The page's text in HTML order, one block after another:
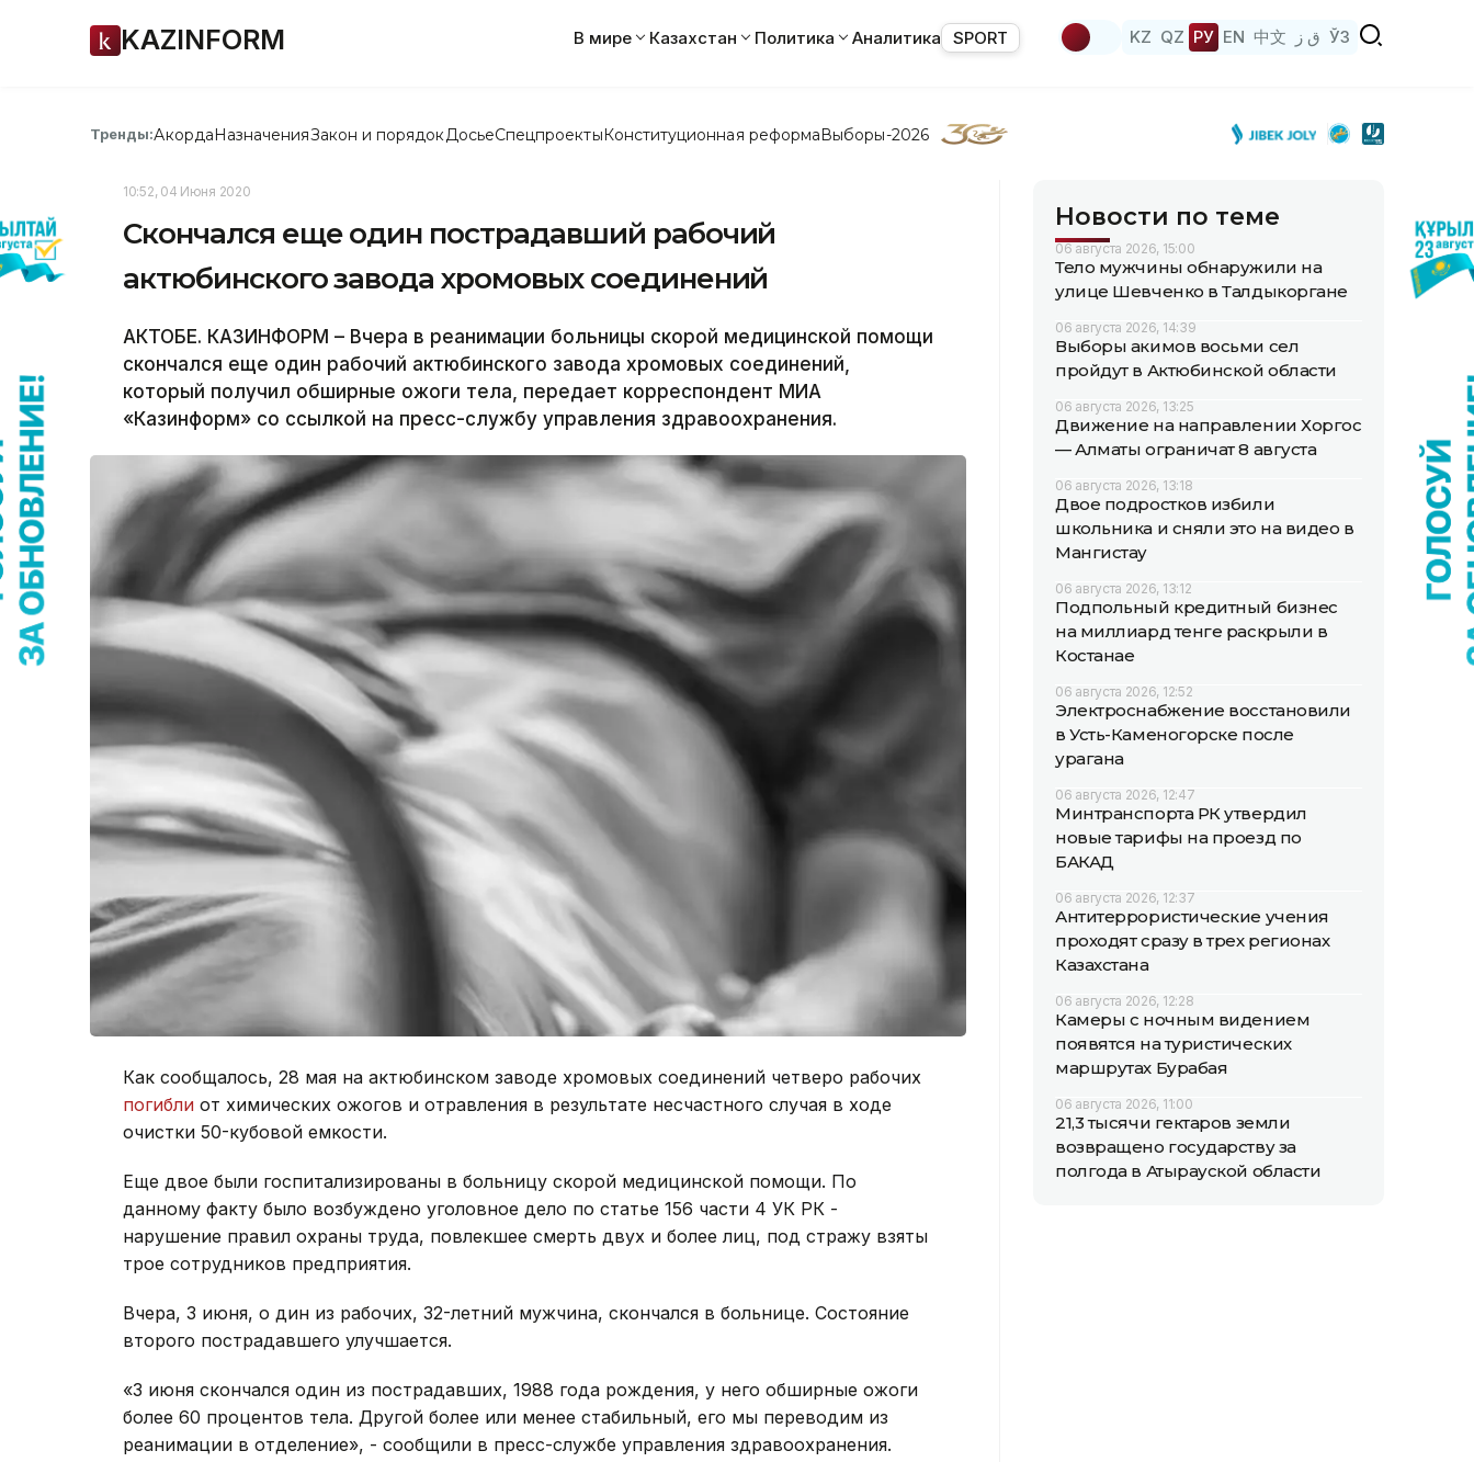
KAZINFORM В мире Казахстан Политика Аналитика SPORT KZ QZ РУ EN 中文 ق ز ЎЗ
Тренды:АкордаНазначенияЗакон и порядок ДосьеСпецпроектыКонституционная реформаВыборы-2026
10:52, 04 Июня 2020
Скончался еще один пострадавший рабочий
актюбинского завода хромовых соединений
АКТОБЕ. КАЗИНФОРМ – Вчера в реанимации больницы скорой медицинской помощи
скончался еще один рабочий актюбинского завода хромовых соединений,
который получил обширные ожоги тела, передает корреспондент МИА
«Казинформ» со ссылкой на пресс-службу управления здравоохранения.
Как сообщалось, 28 мая на актюбинском заводе хромовых соединений четверо рабочих
погибли от химических ожогов и отравления в результате несчастного случая в ходе
очистки 50-кубовой емкости.
Еще двое были госпитализированы в больницу скорой медицинской помощи. По
данному факту было возбуждено уголовное дело по статье 156 части 4 УК РК -
нарушение правил охраны труда, повлекшее смерть двух и более лиц, под стражу взяты
трое сотрудников предприятия.
Вчера, 3 июня, о дин из рабочих, 32-летний мужчина, скончался в больнице. Состояние
второго пострадавшего улучшается.
«3 июня скончался один из пострадавших, 1988 года рождения, у него обширные ожоги
более 60 процентов тела. Другой более или менее стабильный, его мы переводим из
реанимации в отделение», - сообщили в пресс-службе управления здравоохранения.
Новости по теме
06 августа 2026, 15:00
Тело мужчины обнаружили на
улице Шевченко в Талдыкоргане
06 августа 2026, 14:39
Выборы акимов восьми сел
пройдут в Актюбинской области
06 августа 2026, 13:25
Движение на направлении Хоргос
— Алматы ограничат 8 августа
06 августа 2026, 13:18
Двое подростков избили
школьника и сняли это на видео в
Мангистау
06 августа 2026, 13:12
Подпольный кредитный бизнес
на миллиард тенге раскрыли в
Костанае
06 августа 2026, 12:52
Электроснабжение восстановили
в Усть-Каменогорске после
урагана
06 августа 2026, 12:47
Минтранспорта РК утвердил
новые тарифы на проезд по
БАКАД
06 августа 2026, 12:37
Антитеррористические учения
проходят сразу в трех регионах
Казахстана
06 августа 2026, 12:28
Камеры с ночным видением
появятся на туристических
маршрутах Бурабая
06 августа 2026, 11:00
21,3 тысячи гектаров земли
возвращено государству за
полгода в Атырауской области